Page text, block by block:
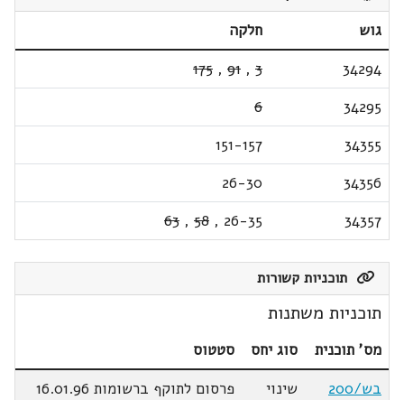
גוש
חלקה
34294
3
,
91
,
175
34295
6
34355
151-157
34356
26-30
34357
26-35
,
58
,
63
תוכניות קשורות
תוכניות משתנות
מס' תוכנית סוג יחס
סטטוס
בש/200
שינוי
פרסום לתוקף ברשומות 16.01.96